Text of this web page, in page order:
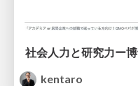
kentaro